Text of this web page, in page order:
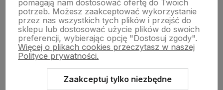
O nas
PRODUCENCI
pomagają nam dostosować ofertę do Twoich
potrzeb. Możesz zaakceptować wykorzystanie
przez nas wszystkich tych plików i przejść do
sklepu lub dostosować użycie plików do swoich
preferencji, wybierając opcję "Dostosuj zgody".
Więcej o plikach cookies przeczytasz w naszej
Polityce prywatności.
Zaakceptuj tylko niezbędne